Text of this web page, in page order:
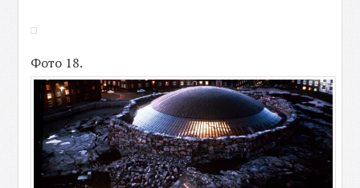
Фото 18.